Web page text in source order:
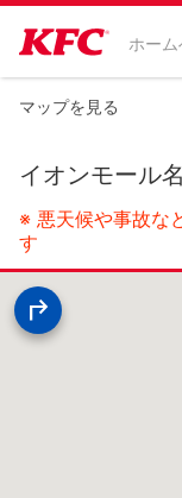
ホーム
マップを見る
イオンモール
※ 悪天候や事故な
す